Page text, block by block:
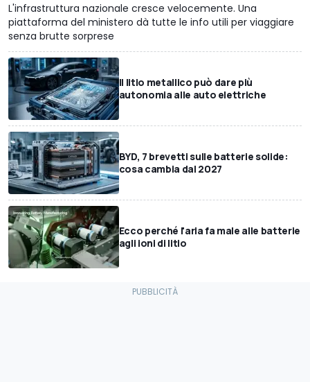
L'infrastruttura nazionale cresce velocemente. Una
piattaforma del ministero dà tutte le info utili per viaggiare
senza brutte sorprese
Il litio metallico può dare più
autonomia alle auto elettriche
BYD, 7 brevetti sulle batterie solide:
cosa cambia dal 2027
Ecco perché l'aria fa male alle batterie
agli ioni di litio